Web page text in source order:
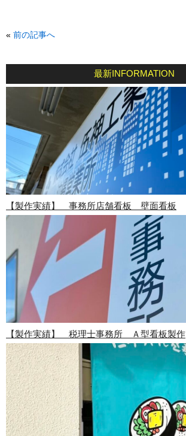
« 前の記事へ
最新INFORMATION
【製作実績】 事務所店舗看板 壁面看板
【製作実績】 税理士事務所 Ａ型看板製作